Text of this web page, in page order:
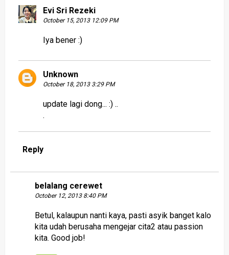
Evi Sri Rezeki
October 15, 2013 12:09 PM
Iya bener :)
Unknown
October 18, 2013 3:29 PM
update lagi dong... :) ..
.
Reply
belalang cerewet
October 12, 2013 8:40 PM
Betul, kalaupun nanti kaya, pasti asyik banget kalo
kita udah berusaha mengejar cita2 atau passion
kita. Good job!